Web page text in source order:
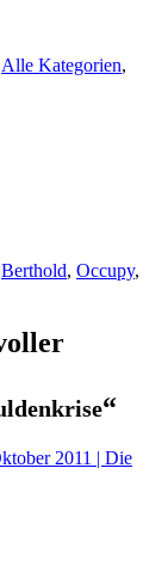
Alle Kategorien,
Berthold, Occupy,
“
2011 | Die